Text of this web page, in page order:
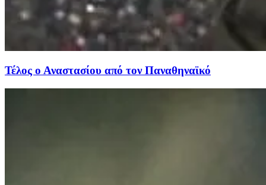
Τέλος ο Αναστασίου από τον Παναθηναϊκό